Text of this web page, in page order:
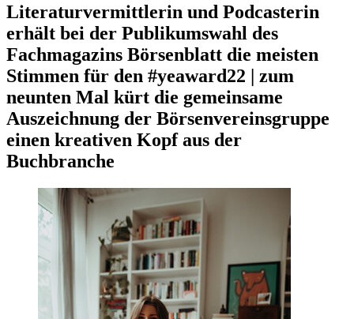
Literaturvermittlerin und Podcasterin
erhält bei der Publikumswahl des
Fachmagazins Börsenblatt die meisten
Stimmen für den #yeaward22 | zum
neunten Mal kürt die gemeinsame
Auszeichnung der Börsenvereinsgruppe
einen kreativen Kopf aus der
Buchbranche